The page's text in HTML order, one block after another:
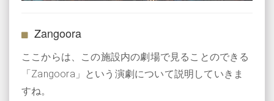
Zangoora
ここからは、この施設内の劇場で見ることのできる
「Zangoora」という演劇について説明していきま
すね。